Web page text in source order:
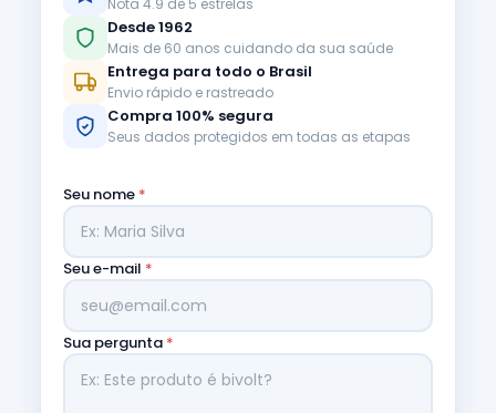
Nota 4.9 de 5 estrelas
Desde 1962
Mais de 60 anos cuidando da sua saúde
Entrega para todo o Brasil
Envio rápido e rastreado
Compra 100% segura
Seus dados protegidos em todas as etapas
Seu nome *
Seu e-mail *
Sua pergunta *